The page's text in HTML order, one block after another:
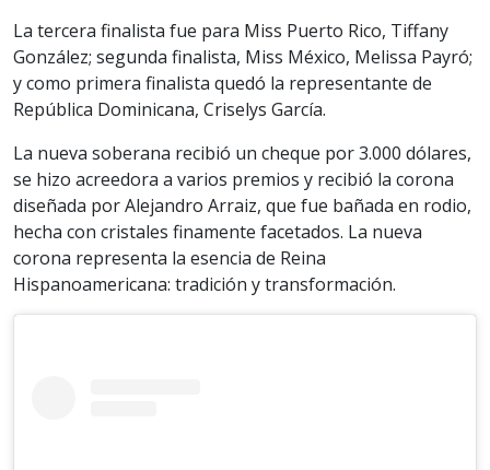
La tercera finalista fue para Miss Puerto Rico, Tiffany
González; segunda finalista, Miss México, Melissa Payró;
y como primera finalista quedó la representante de
República Dominicana, Criselys García.
La nueva soberana recibió un cheque por 3.000 dólares,
se hizo acreedora a varios premios y recibió la corona
diseñada por Alejandro Arraiz, que fue bañada en rodio,
hecha con cristales finamente facetados. La nueva
corona representa la esencia de Reina
Hispanoamericana: tradición y transformación.